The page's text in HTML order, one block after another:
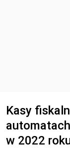
Kasy
w 2022